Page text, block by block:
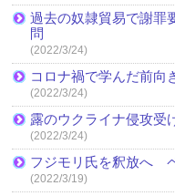
過去の奴隷貿易で謝
問
(2022/3/24)
コロナ禍で学んだ前向
(2022/3/24)
露のウクライナ侵攻
(2022/3/24)
フジモリ氏を釈放へ
(2022/3/19)